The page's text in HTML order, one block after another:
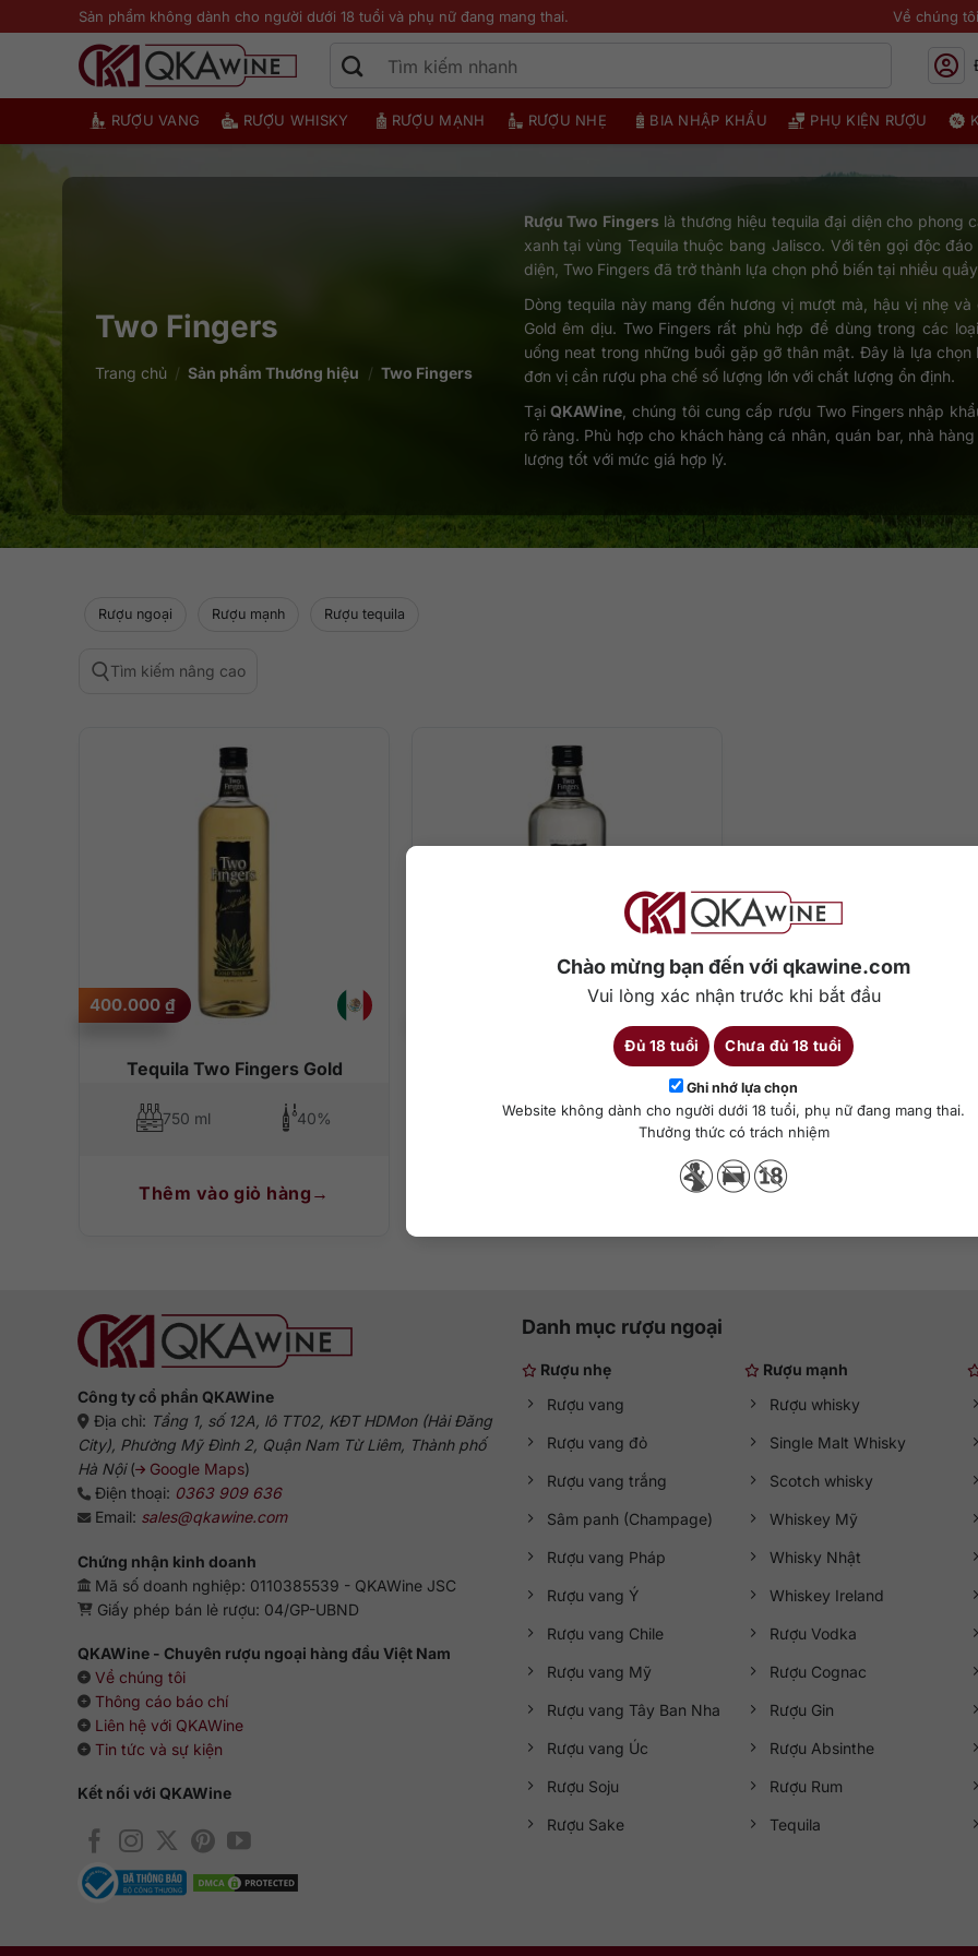
Chào mừng bạn đến với qkawine.com
Vui lòng xác nhận trước khi bắt đầu
Đủ 18 tuổi Chưa đủ 18 tuổi
Ghi nhớ lựa chọn
Website không dành cho người dưới 18 tuổi, phụ nữ đang mang thai.
Thưởng thức có trách nhiệm
qua
Sản phẩm không dành cho người dưới 18 tuổi và phụ nữ đang mang thai. Về chúng tôi
RƯỢU VANG RƯỢU WHISKY RƯỢU MẠNH RƯỢU NHẸ BIA NHẬP KHẨU PHỤ KIỆN RƯỢU
Two Fingers
Trang chủ / Sản phẩm Thương hiệu / Two Fingers
Rượu Two Fingerslà thương hiệu tequila đại diện cho phong
xanh tại vùng Tequila thuộc bang Jalisco. Với tên gọi độc
diện, Two Fingers đã trở thành lựa chọn phổ biến tại nhiều
Dòng tequila này mang đến hương vị mượt mà, hậu vị nhẹ
Gold êm dịu. Two Fingers rất phù hợp để dùng trong các
uống neat trong những buổi gặp gỡ thân mật. Đây là lựa
đơn vị cần rượu pha chế số lượng lớn với chất lượng ổn định.
TạiQKAWine , chúng tôi cung cấp rượu Two Fingers nhập
rõ ràng. Phù hợp cho khách hàng cá nhân, quán bar, nhà
lượng tốt với mức giá hợp lý.
Rượu ngoại Rượu mạnh Rượu tequila
Tìm kiếm nâng cao
Tequila Two Fingers Gold
400.000 ₫
750 ml 40%
Thêm vào giỏ hàng
Tequila Two Fingers Silver
750 ml 40%
Công ty cổ phần QKAWine
Địa chỉ: Tầng 1, số 12A, lô TT02, KĐT HDMon (Hải Đăng
City), Phường Mỹ Đình 2, Quận Nam Từ Liêm, Thành phố
Hà Nội( Google Maps)
Điện thoại: 0363 909 636
Email: sales@qkawine.com
Chứng nhận kinh doanh
Mã số doanh nghiệp: 0110385539 - QKAWine JSC
Giấy phép bán lẻ rượu: 04/GP-UBND
QKAWine - Chuyên rượu ngoại hàng đầu Việt Nam
Về chúng tôi
Thông cáo báo chí
Liên hệ với QKAWine
Tin tức và sự kiện
Kết nối với QKAWine
Danh mục rượu ngoại
Rượu nhẹ
Rượu vang
Rượu vang đỏ
Rượu vang trắng
Sâm panh (Champage)
Rượu vang Pháp
Rượu vang Ý
Rượu vang Chile
Rượu vang Mỹ
Rượu vang Tây Ban Nha
Rượu vang Úc
Rượu Soju
Rượu Sake
Rượu mạnh
Rượu whisky
Single Malt Whisky
Scotch whisky
Whiskey Mỹ
Whisky Nhật
Whiskey Ireland
Rượu Vodka
Rượu Cognac
Rượu Gin
Rượu Absinthe
Rượu Rum
Tequila